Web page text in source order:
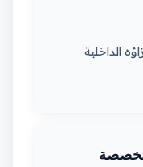
الداخلية